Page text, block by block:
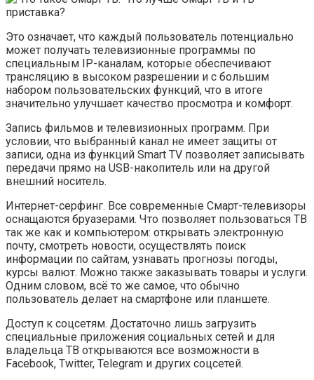
Это означает, что каждый пользователь потенциально
может получать телевизионные программы по
специальным IP-каналам, которые обеспечивают
трансляцию в высоком разрешении и с большим
набором пользовательских функций, что в итоге
значительно улучшает качество просмотра и комфорт.
Запись фильмов и телевизионных программ. При
условии, что выбранный канал не имеет защиты от
записи, одна из функций Smart TV позволяет записывать
передачи прямо на USB-накопитель или на другой
внешний носитель.
Интернет-серфинг. Все современные Смарт-телевизоры
оснащаются бруазерами. Что позволяет пользоваться ТВ
так же как и компьютером: открывать электронную
почту, смотреть новости, осуществлять поиск
информации по сайтам, узнавать прогнозы погоды,
курсы валют. Можно также заказывать товары и услуги.
Одним словом, всё то же самое, что обычно
пользователь делает на смартфоне или планшете.
Доступ к соцсетям. Достаточно лишь загрузить
специальные приложения социальных сетей и для
владельца ТВ открываются все возможности в
Facebook, Twitter, Telegram и других соцсетей.